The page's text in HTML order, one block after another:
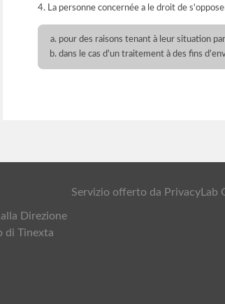
4. La personne concernée a le droit de
pour des raisons tenant à leur situation
dans le cas d'un traitement à des fins
Direzione
di Tinexta
Servizio offerto da PrivacyLab